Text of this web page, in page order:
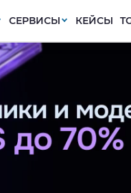
СЕРВИСЫ КЕЙСЫ